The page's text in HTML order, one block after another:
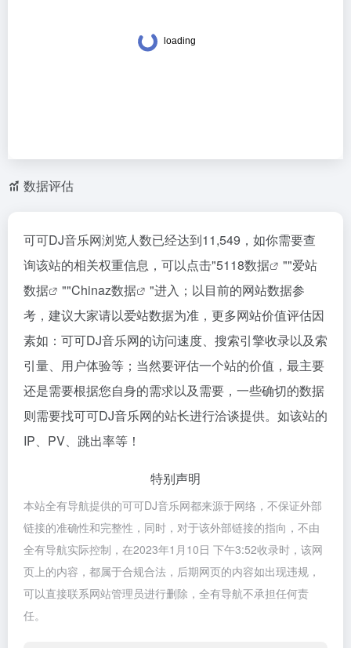
数据评估
可可DJ音乐网浏览人数已经达到11,549，如你需要查
询该站的相关权重信息，可以点击"5118数据 ""爱站
数据
""Chinaz数据
"进入；以目前的网站数据参
考，建议大家请以爱站数据为准，更多网站价值评估因
素如：可可DJ音乐网的访问速度、搜索引擎收录以及索
引量、用户体验等；当然要评估一个站的价值，最主要
还是需要根据您自身的需求以及需要，一些确切的数据
则需要找可可DJ音乐网的站长进行洽谈提供。如该站的
IP、PV、跳出率等！
特别声明
本站全有导航提供的可可DJ音乐网都来源于网络，不保证外部
链接的准确性和完整性，同时，对于该外部链接的指向，不由
全有导航实际控制，在2023年1月10日 下午3:52收录时，该网
页上的内容，都属于合规合法，后期网页的内容如出现违规，
可以直接联系网站管理员进行删除，全有导航不承担任何责
任。